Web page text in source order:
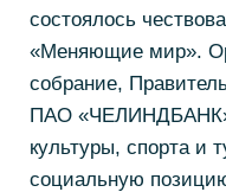
состоялось
«Меняющие мир».
собрание,
ПАО «ЧЕЛИНДБАНК»
культуры, спорта и
социальную